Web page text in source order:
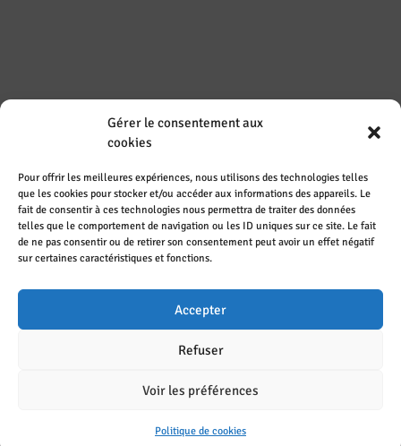
Gérer le consentement aux
cookies
Pour offrir les meilleures expériences, nous utilisons des technologies telles
que les cookies pour stocker et/ou accéder aux informations des appareils. Le
fait de consentir à ces technologies nous permettra de traiter des données
telles que le comportement de navigation ou les ID uniques sur ce site. Le fait
de ne pas consentir ou de retirer son consentement peut avoir un effet négatif
sur certaines caractéristiques et fonctions.
Accepter
Refuser
Voir les préférences
Politique de cookies
REJOIGNEZ-NOUS SUR LES RÉSEAUX
Politique de confidentialité|Plan du site
Université de Lorraine- Tous Droits Réservés